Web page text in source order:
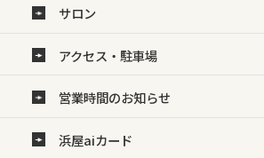
サロン
アクセス・駐車場
営業時間のお知らせ
浜屋aiカード